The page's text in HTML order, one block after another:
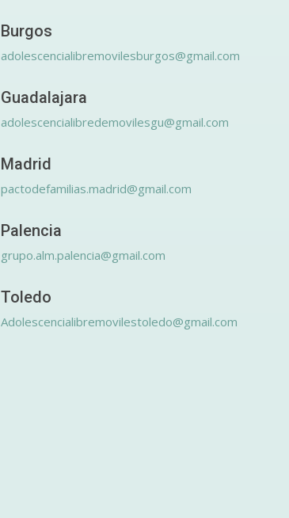
Burgos
adolescencialibremovilesburgos@gmail.com
Guadalajara
adolescencialibredemovilesgu@gmail.com
Madrid
pactodefamilias.madrid@gmail.com
Palencia
grupo.alm.palencia@gmail.com
Toledo
Adolescencialibremovilestoledo@gmail.com